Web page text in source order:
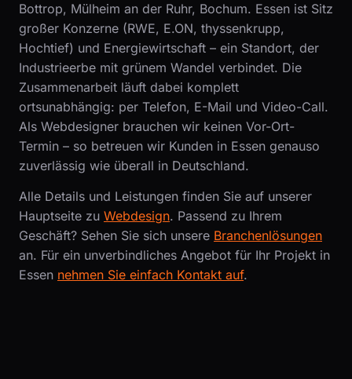
Bottrop, Mülheim an der Ruhr, Bochum. Essen ist Sitz
großer Konzerne (RWE, E.ON, thyssenkrupp,
Hochtief) und Energiewirtschaft – ein Standort, der
Industrieerbe mit grünem Wandel verbindet. Die
Zusammenarbeit läuft dabei komplett
ortsunabhängig: per Telefon, E-Mail und Video-Call.
Als Webdesigner brauchen wir keinen Vor-Ort-
Termin – so betreuen wir Kunden in Essen genauso
zuverlässig wie überall in Deutschland.
Alle Details und Leistungen finden Sie auf unserer
Hauptseite zu Webdesign. Passend zu Ihrem
Geschäft? Sehen Sie sich unsere Branchenlösungen
an. Für ein unverbindliches Angebot für Ihr Projekt in
Essen nehmen Sie einfach Kontakt auf.